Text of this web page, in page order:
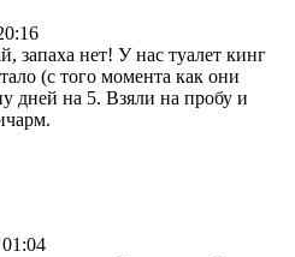
запаха нет! У нас туалет кинг
(с того момента как они
дней на 5. Взяли на пробу и